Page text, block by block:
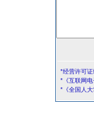
*经营许可
*《互联网电
*《全国人大